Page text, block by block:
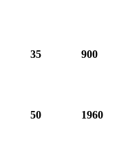
35 900
50 1960